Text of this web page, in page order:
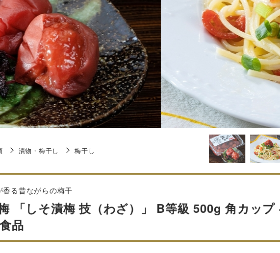
漬物・梅干し 梅干し
香る昔ながらの梅干
「しそ漬梅 技（わざ）」 B等級 500g 角カップ
品